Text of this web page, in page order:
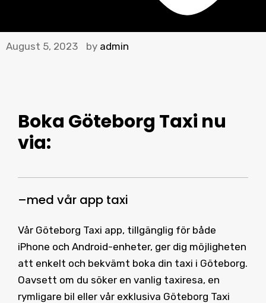
August 5, 2023 by admin
Boka Göteborg Taxi nu
via:
–med vår app taxi
Vår Göteborg Taxi app, tillgänglig för både
iPhone och Android-enheter, ger dig möjligheten
att enkelt och bekvämt boka din taxi i Göteborg.
Oavsett om du söker en vanlig taxiresa, en
rymligare bil eller vår exklusiva Göteborg Taxi